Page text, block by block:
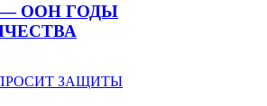
— ООН ГОДЫ